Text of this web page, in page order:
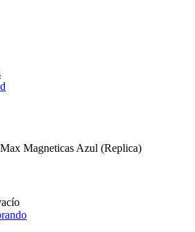
Magneticas Azul (Replica)